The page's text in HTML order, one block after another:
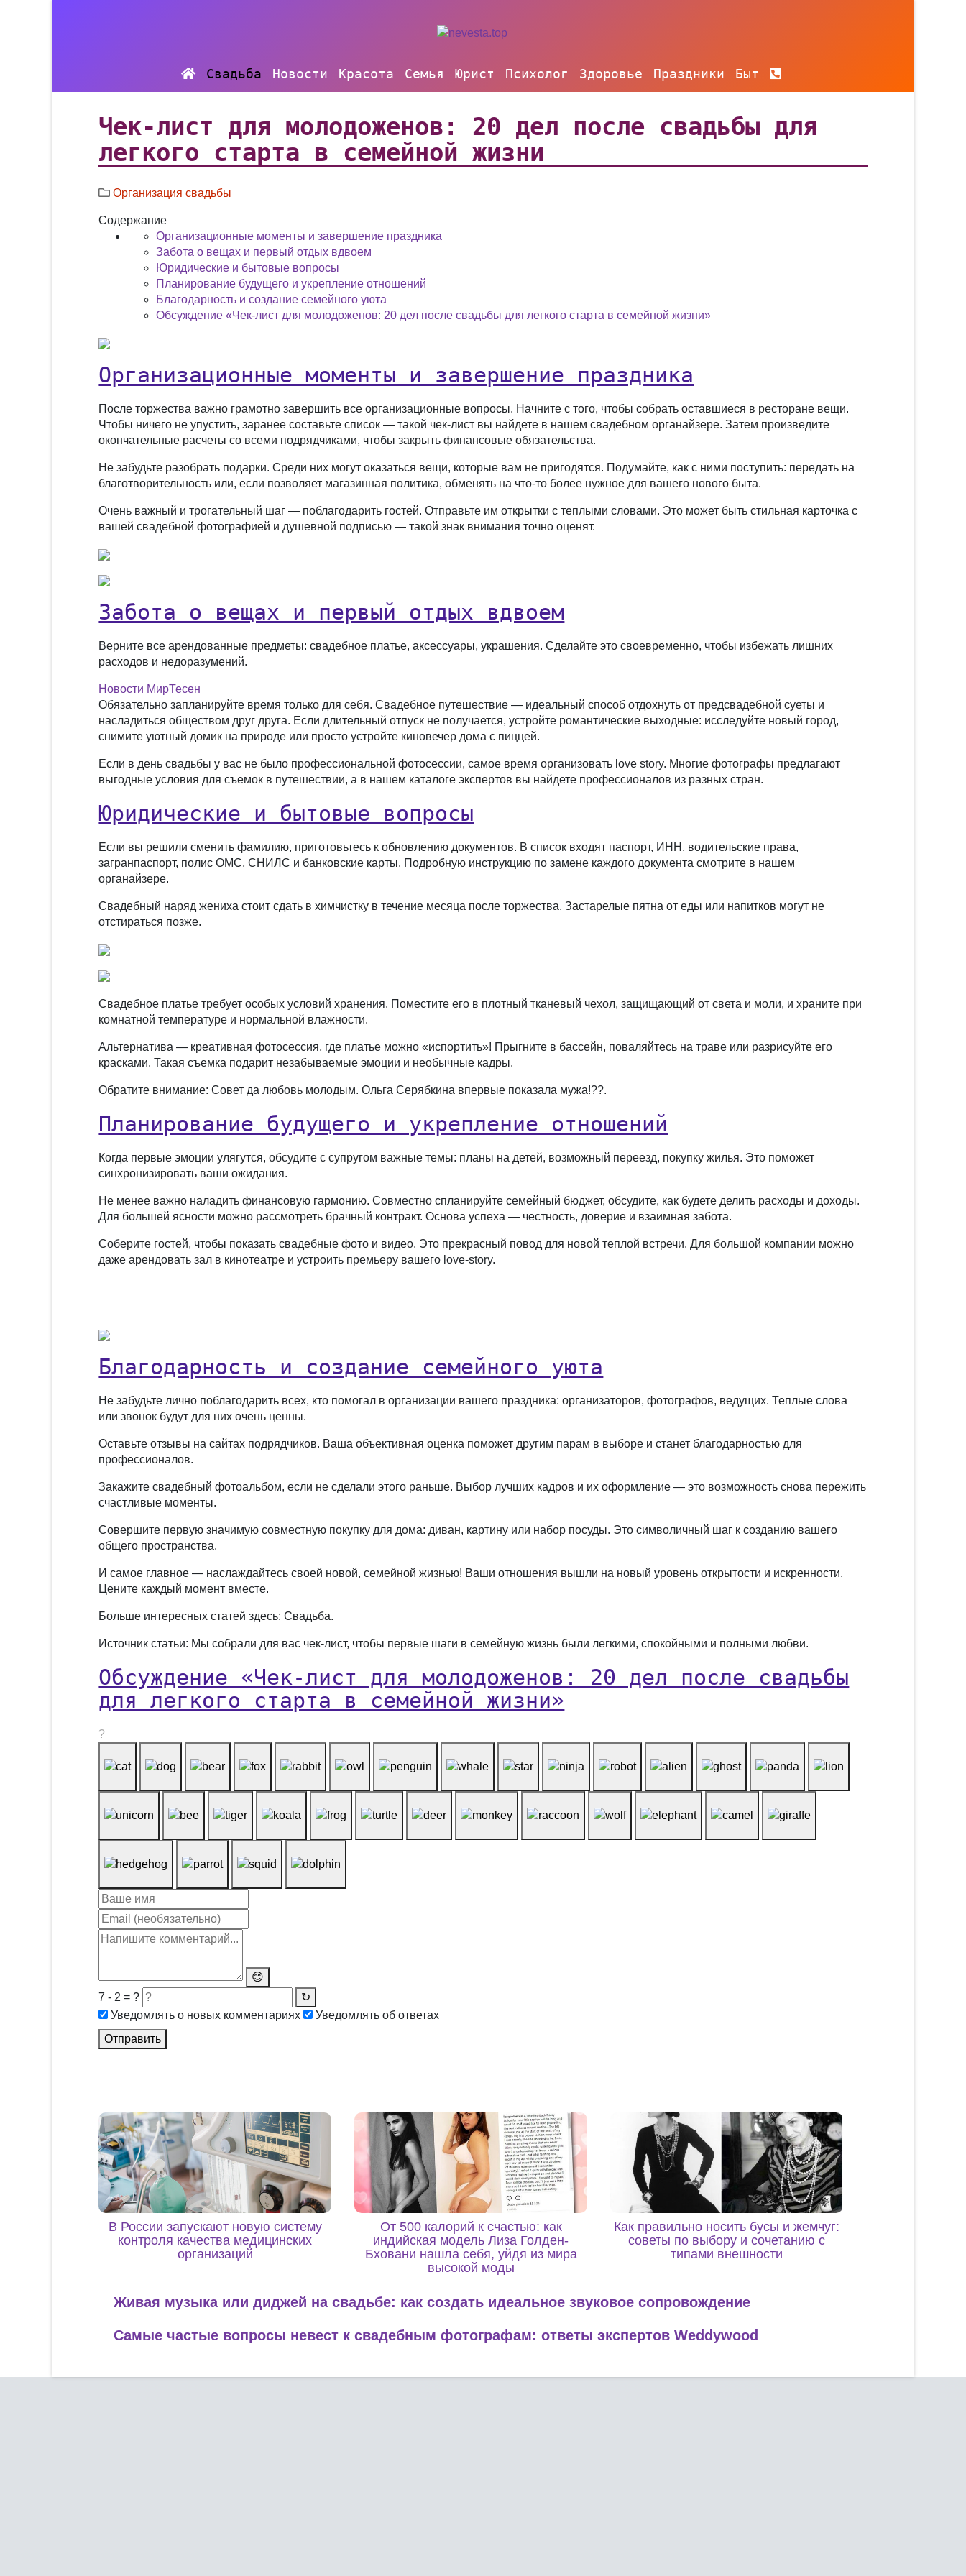
Свадьба Новости Красота Семья Юрист Психолог Здоровье Праздники Быт
Чек-лист для молодоженов: 20 дел после свадьбы для
легкого старта в семейной жизни
Организация свадьбы
Содержание
Организационные моменты и завершение праздника
Забота о вещах и первый отдых вдвоем
Юридические и бытовые вопросы
Планирование будущего и укрепление отношений
Благодарность и создание семейного уюта
Обсуждение «Чек-лист для молодоженов: 20 дел после свадьбы для легкого старта в семейной жизни»
Организационные моменты и завершение праздника
После торжества важно грамотно завершить все организационные вопросы. Начните с того, чтобы собрать оставшиеся в ресторане вещи.
Чтобы ничего не упустить, заранее составьте список — такой чек-лист вы найдете в нашем свадебном органайзере. Затем произведите
окончательные расчеты со всеми подрядчиками, чтобы закрыть финансовые обязательства.
Не забудьте разобрать подарки. Среди них могут оказаться вещи, которые вам не пригодятся. Подумайте, как с ними поступить: передать на
благотворительность или, если позволяет магазинная политика, обменять на что-то более нужное для вашего нового быта.
Очень важный и трогательный шаг — поблагодарить гостей. Отправьте им открытки с теплыми словами. Это может быть стильная карточка с
вашей свадебной фотографией и душевной подписью — такой знак внимания точно оценят.
Забота о вещах и первый отдых вдвоем
Верните все арендованные предметы: свадебное платье, аксессуары, украшения. Сделайте это своевременно, чтобы избежать лишних
расходов и недоразумений.
Новости МирТесен
Обязательно запланируйте время только для себя. Свадебное путешествие — идеальный способ отдохнуть от предсвадебной суеты и
насладиться обществом друг друга. Если длительный отпуск не получается, устройте романтические выходные: исследуйте новый город,
снимите уютный домик на природе или просто устройте киновечер дома с пиццей.
Если в день свадьбы у вас не было профессиональной фотосессии, самое время организовать love story. Многие фотографы предлагают
выгодные условия для съемок в путешествии, а в нашем каталоге экспертов вы найдете профессионалов из разных стран.
Юридические и бытовые вопросы
Если вы решили сменить фамилию, приготовьтесь к обновлению документов. В список входят паспорт, ИНН, водительские права,
загранпаспорт, полис ОМС, СНИЛС и банковские карты. Подробную инструкцию по замене каждого документа смотрите в нашем
органайзере.
Свадебный наряд жениха стоит сдать в химчистку в течение месяца после торжества. Застарелые пятна от еды или напитков могут не
отстираться позже.
Свадебное платье требует особых условий хранения. Поместите его в плотный тканевый чехол, защищающий от света и моли, и храните при
комнатной температуре и нормальной влажности.
Альтернатива — креативная фотосессия, где платье можно «испортить»! Прыгните в бассейн, поваляйтесь на траве или разрисуйте его
красками. Такая съемка подарит незабываемые эмоции и необычные кадры.
Обратите внимание: Совет да любовь молодым. Ольга Серябкина впервые показала мужа!??.
Планирование будущего и укрепление отношений
Когда первые эмоции улягутся, обсудите с супругом важные темы: планы на детей, возможный переезд, покупку жилья. Это поможет
синхронизировать ваши ожидания.
Не менее важно наладить финансовую гармонию. Совместно спланируйте семейный бюджет, обсудите, как будете делить расходы и доходы.
Для большей ясности можно рассмотреть брачный контракт. Основа успеха — честность, доверие и взаимная забота.
Соберите гостей, чтобы показать свадебные фото и видео. Это прекрасный повод для новой теплой встречи. Для большой компании можно
даже арендовать зал в кинотеатре и устроить премьеру вашего love-story.
Благодарность и создание семейного уюта
Не забудьте лично поблагодарить всех, кто помогал в организации вашего праздника: организаторов, фотографов, ведущих. Теплые слова
или звонок будут для них очень ценны.
Оставьте отзывы на сайтах подрядчиков. Ваша объективная оценка поможет другим парам в выборе и станет благодарностью для
профессионалов.
Закажите свадебный фотоальбом, если не сделали этого раньше. Выбор лучших кадров и их оформление — это возможность снова пережить
счастливые моменты.
Совершите первую значимую совместную покупку для дома: диван, картину или набор посуды. Это символичный шаг к созданию вашего
общего пространства.
И самое главное — наслаждайтесь своей новой, семейной жизнью! Ваши отношения вышли на новый уровень открытости и искренности.
Цените каждый момент вместе.
Больше интересных статей здесь: Свадьба.
Источник статьи: Мы собрали для вас чек-лист, чтобы первые шаги в семейную жизнь были легкими, спокойными и полными любви.
Обсуждение «Чек-лист для молодоженов: 20 дел после свадьбы
для легкого старта в семейной жизни»
?
😊
7 - 2 = ?
↻
Уведомлять о новых комментариях
Уведомлять об ответах
Отправить
В России запускают новую систему
контроля качества медицинских
организаций
От 500 калорий к счастью: как
индийская модель Лиза Голден-
Бховани нашла себя, уйдя из мира
высокой моды
Как правильно носить бусы и жемчуг:
советы по выбору и сочетанию с
типами внешности
Живая музыка или диджей на свадьбе: как создать идеальное звуковое сопровождение
Самые частые вопросы невест к свадебным фотографам: ответы экспертов Weddywood